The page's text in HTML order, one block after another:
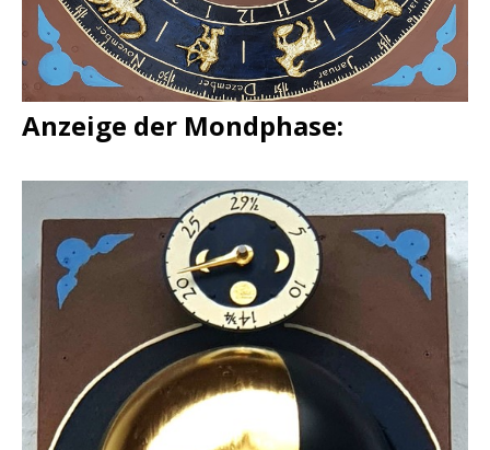
Anzeige der Mondphase: